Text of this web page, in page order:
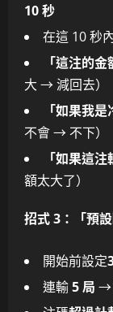
10 秒
在這 10 秒
「這注的
大 → 減回去）
「如果我
不會 → 不下）
「如果這
額太大了）
招式 3：「預
開始前設定
連輸5 局 →